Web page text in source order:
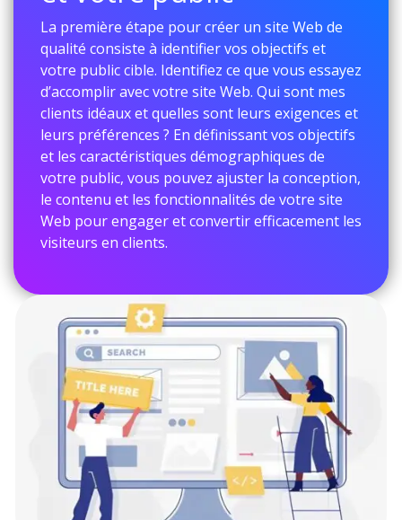
La première étape pour créer un site Web de
qualité consiste à identifier vos objectifs et
votre public cible. Identifiez ce que vous essayez
d’accomplir avec votre site Web. Qui sont mes
clients idéaux et quelles sont leurs exigences et
leurs préférences ? En définissant vos objectifs
et les caractéristiques démographiques de
votre public, vous pouvez ajuster la conception,
le contenu et les fonctionnalités de votre site
Web pour engager et convertir efficacement les
visiteurs en clients.